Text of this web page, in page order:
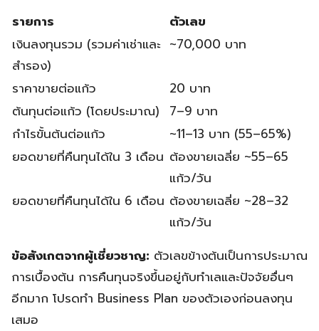
รายการ
ตัวเลข
เงินลงทุนรวม (รวมค่าเช่าและ
สำรอง)
~70,000 บาท
ราคาขายต่อแก้ว
20 บาท
ต้นทุนต่อแก้ว (โดยประมาณ)
7–9 บาท
กำไรขั้นต้นต่อแก้ว
~11–13 บาท (55–65%)
ยอดขายที่คืนทุนได้ใน 3 เดือน ต้องขายเฉลี่ย ~55–65
แก้ว/วัน
ยอดขายที่คืนทุนได้ใน 6 เดือน ต้องขายเฉลี่ย ~28–32
แก้ว/วัน
ข้อสังเกตจากผู้เชี่ยวชาญ: ตัวเลขข้างต้นเป็นการประมาณ
การเบื้องต้น การคืนทุนจริงขึ้นอยู่กับทำเลและปัจจัยอื่นๆ
อีกมาก โปรดทำ Business Plan ของตัวเองก่อนลงทุน
เสมอ